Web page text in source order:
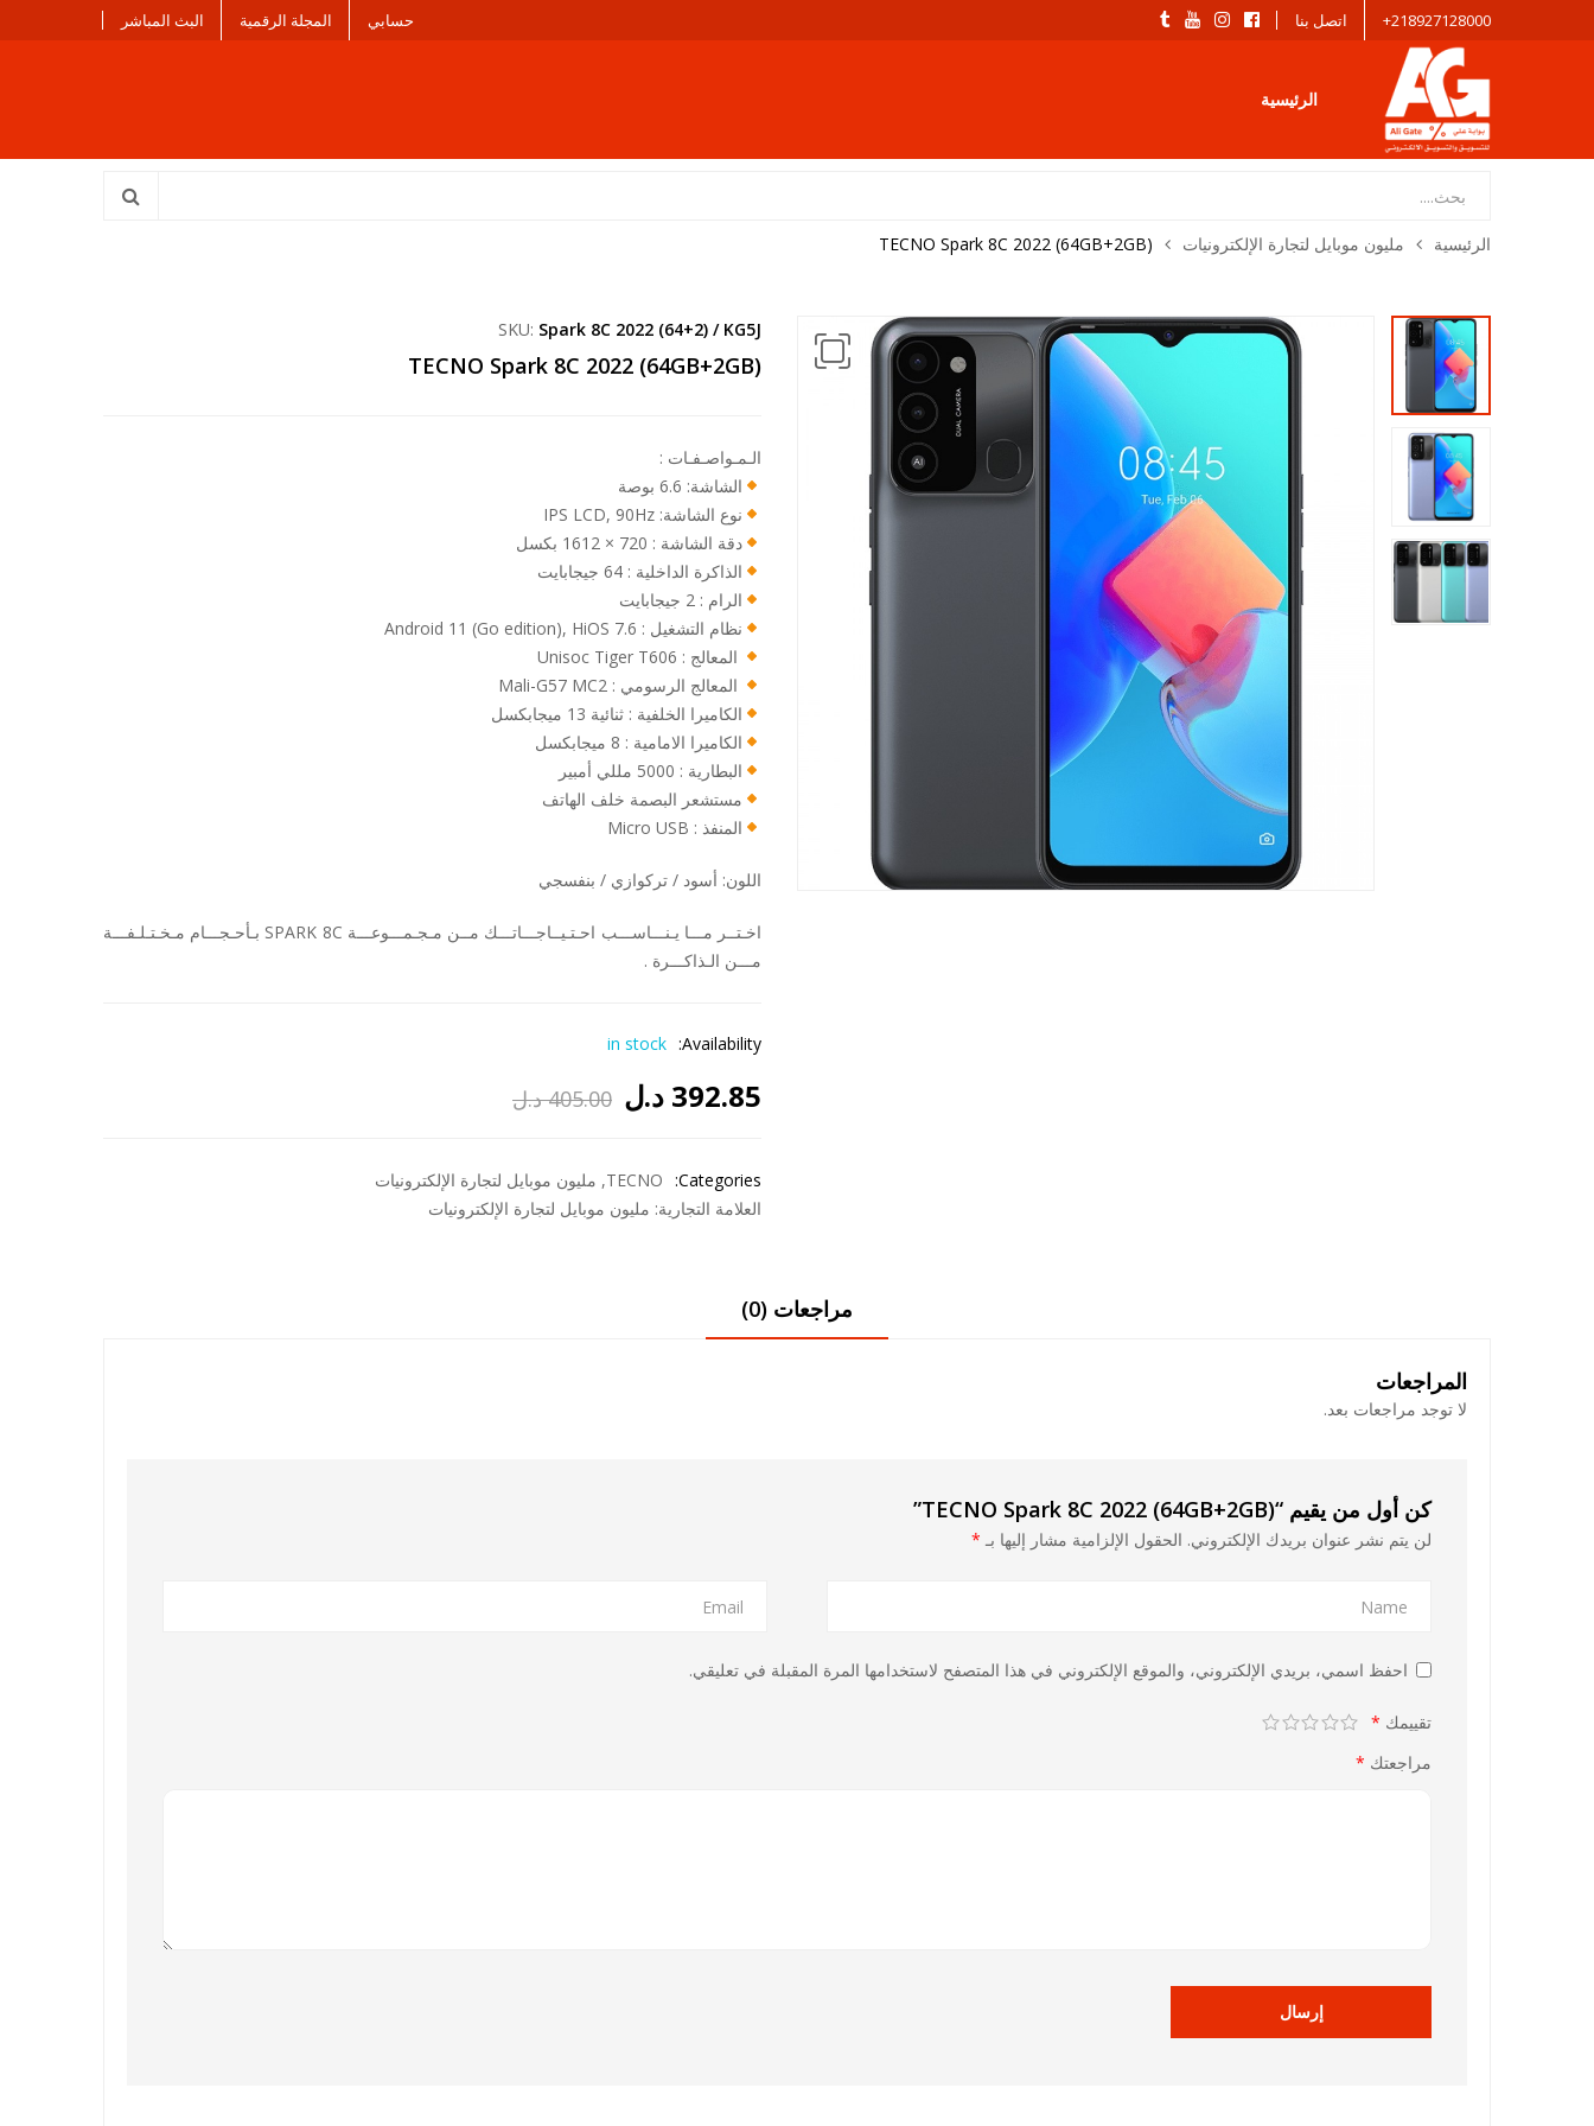
218927128000+ اتصل بنا حسابي المجلة الرقمية البث المباشر
الرئيسية
Products
search
الرئيسية مليون موبايل لتجارة الإلكترونيات​ TECNO Spark 8C 2022 (64GB+2GB)
SKU: Spark 8C 2022 (64+2) / KG5J
TECNO Spark 8C 2022 (64GB+2GB)
الـمـواصـفـات :
الشاشة: 6.6 بوصة
نوع الشاشة: IPS LCD, 90Hz
دقة الشاشة : 720 × 1612 بكسل
الذاكرة الداخلية : 64 جيجابايت
الرام : 2 جيجابايت
نظام التشغيل : Android 11 (Go edition), HiOS 7.6
المعالج : Unisoc Tiger T606
المعالج الرسومي : Mali-G57 MC2
الكاميرا الخلفية : ثنائية 13 ميجابكسل
الكاميرا الامامية : 8 ميجابكسل
البطارية : 5000 مللي أمبير
مستشعر البصمة خلف الهاتف
المنفذ : Micro USB
اللون: أسود / تركوازي / بنفسجي
اخـتــر مـــا يـنـــاســـب احـتـيــاجـــاتـــك مــن مـجـمـــوعـــة SPARK 8C بـأحـجـــام مـخـتـلـفـــة
مـــن الـذاكـــرة .
Availability:
in stock
405.00 د.ل
الأصلي
392.85 د.ل
الحاليCategories:
TECNO
, مليون موبايل لتجارة الإلكترونيات​
العلامة التجارية: مليون موبايل لتجارة الإلكترونيات
مراجعات (0)
المراجعات
لا توجد مراجعات بعد.
كن أول من يقيم “TECNO Spark 8C 2022 (64GB+2GB)”
لن يتم نشر عنوان بريدك الإلكتروني. الحقول الإلزامية مشار إليها بـ *
احفظ اسمي، بريدي الإلكتروني، والموقع الإلكتروني في هذا المتصفح لاستخدامها المرة المقبلة في تعليقي.
تقييمك *
مراجعتك *